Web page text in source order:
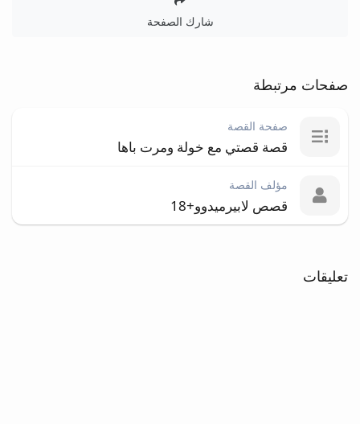
شارك الصفحة
صفحات مرتبطة
صفحة القصة
قصة قصتي مع خولة ومرت باها
مؤلف القصة
قصص لابيرميدوو+18
تعليقات